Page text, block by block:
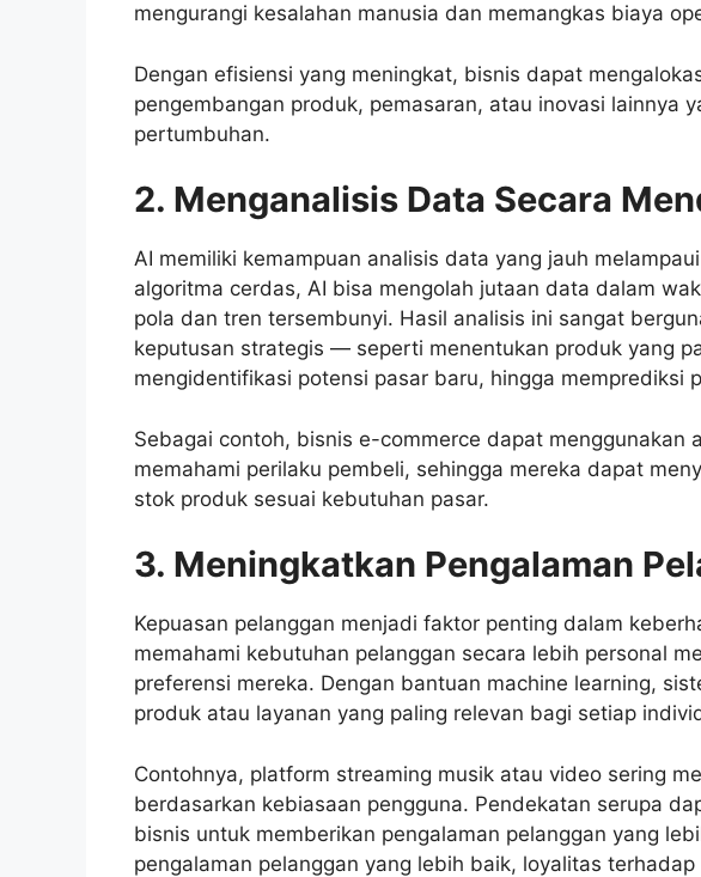
mengurangi kesalahan manusia dan memangkas biaya
Dengan efisiensi yang meningkat, bisnis dapat
pengembangan produk, pemasaran, atau inovasi lainnya
pertumbuhan.
2. Menganalisis Data Secara
AI memiliki kemampuan analisis data yang jauh
algoritma cerdas, AI bisa mengolah jutaan data dalam
pola dan tren tersembunyi. Hasil analisis ini sangat
keputusan strategis — seperti menentukan produk yang
mengidentifikasi potensi pasar baru, hingga memprediksi
Sebagai contoh, bisnis e-commerce dapat menggunakan
memahami perilaku pembeli, sehingga mereka dapat
stok produk sesuai kebutuhan pasar.
3. Meningkatkan Pengalaman
Kepuasan pelanggan menjadi faktor penting dalam
memahami kebutuhan pelanggan secara lebih personal
preferensi mereka. Dengan bantuan machine learning,
produk atau layanan yang paling relevan bagi setiap
Contohnya, platform streaming musik atau video sering
berdasarkan kebiasaan pengguna. Pendekatan serupa
bisnis untuk memberikan pengalaman pelanggan yang
pengalaman pelanggan yang lebih baik, loyalitas